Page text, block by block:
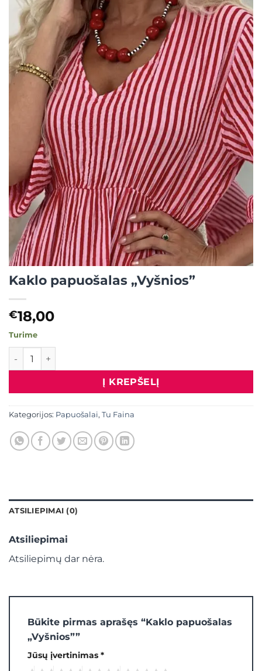
Kaklo papuošalas „Vyšnios”
€18,00
Turime
produkto kiekis: Kaklo papuošalas "Vyšnios"
Į KREPŠELĮ
Kategorijos: Papuošalai, Tu Faina
ATSILIEPIMAI (0)
Atsiliepimai
Atsiliepimų dar nėra.
Būkite pirmas aprašęs “Kaklo papuošalas
„Vyšnios””
Jūsų įvertinimas *